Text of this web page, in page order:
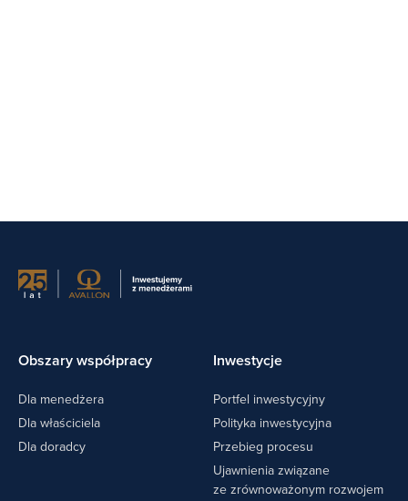
Obszary współpracy
Dla menedżera
Dla właściciela
Dla doradcy
Inwestycje
Portfel inwestycyjny
Polityka inwestycyjna
Przebieg procesu
Ujawnienia związane
ze zrównoważonym rozwojem